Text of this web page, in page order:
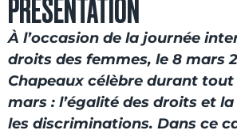
PRÉSENTATION
À l’occasion de la journée
droits des femmes, le 8 mars
Chapeaux célèbre durant tout
mars : l’égalité des droits et
les discriminations. Dans ce